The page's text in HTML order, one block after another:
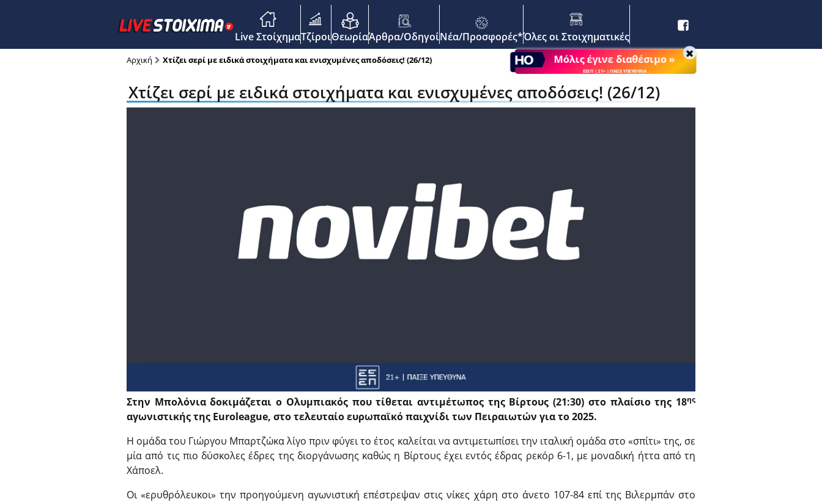
Main Menu
Live ΣτοίχημαΤζίροιΘεωρίαΆρθρα/ΟδηγοίΝέα/Προσφορές*Όλες οι Στοιχηματικές
Μόλις έγινε διαθέσιμο »
ΕΕΕΠ | 21+ | ΠΑΙΞΕ ΥΠΕΥΘΥΝΑ
Αρχική Xτίζει σερί με ειδικά στοιχήματα και ενισχυμένες αποδόσεις! (26/12)
Xτίζει σερί με ειδικά στοιχήματα και ενισχυμένες αποδόσεις! (26/12)
Στην Μπολόνια δοκιμάζεται ο Ολυμπιακός που τίθεται αντιμέτωπος της Βίρτους (21:30) στο πλαίσιο της 18ης
αγωνιστικής της Euroleague, στο τελευταίο ευρωπαϊκό παιχνίδι των Πειραιωτών για το 2025.
Η ομάδα του Γιώργου Μπαρτζώκα λίγο πριν φύγει το έτος καλείται να αντιμετωπίσει την ιταλική ομάδα στο «σπίτι» της, σε
μία από τις πιο δύσκολες έδρες της διοργάνωσης καθώς η Βίρτους έχει εντός έδρας ρεκόρ 6-1, με μοναδική ήττα από τη
Χάποελ.
Οι «ερυθρόλευκοι» την προηγούμενη αγωνιστική επέστρεψαν στις νίκες χάρη στο άνετο 107-84 επί της Βιλερμπάν στο